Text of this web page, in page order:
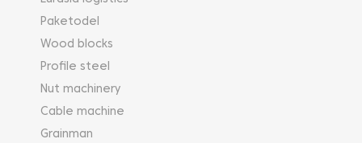
Paketodel
Wood blocks
Profile steel
Nut machinery
Cable machine
Grainman